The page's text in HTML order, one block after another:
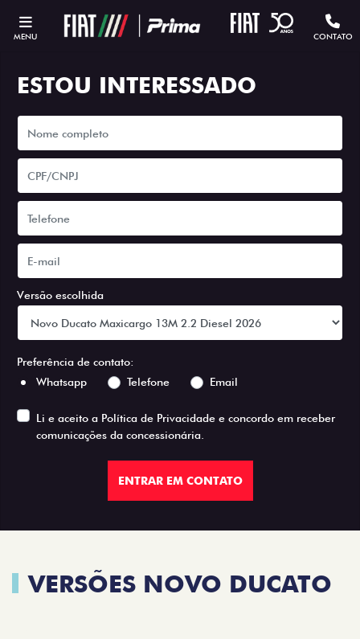
MENU CONTATO
ESTOU INTERESSADO
Versão escolhida
Preferência de contato:
Whatsapp
Telefone Email
Li e aceito a Política de Privacidade e concordo em receber
comunicações da concessionária.
ENTRAR EM CONTATO
VERSÕES NOVO DUCATO